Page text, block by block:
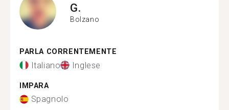
G.
Bolzano
PARLA CORRENTEMENTE
Italiano Inglese
IMPARA
Spagnolo